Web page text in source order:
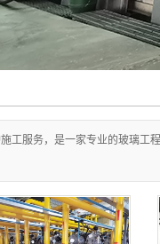
工服务，是一家专业的玻璃工